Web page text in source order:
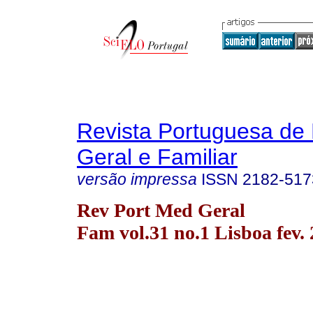
Revista Portuguesa de
Geral e Familiar
versão impressa ISSN 2182-
Rev Port Med Geral
Fam vol.31 no.1 Lisboa fev.